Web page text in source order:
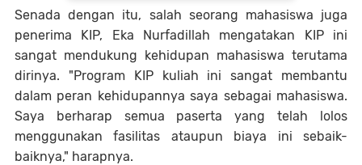
Senada dengan itu, salah seorang mahasiswa juga
penerima KIP, Eka Nurfadillah mengatakan KIP ini
sangat mendukung kehidupan mahasiswa terutama
dirinya. "Program KIP kuliah ini sangat membantu
dalam peran kehidupannya saya sebagai mahasiswa.
Saya berharap semua paserta yang telah lolos
menggunakan fasilitas ataupun biaya ini sebaik-
baiknya," harapnya.